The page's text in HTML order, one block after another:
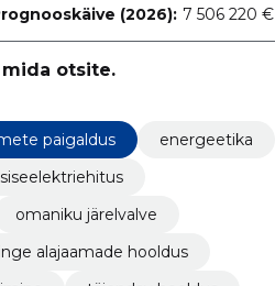
(2026): 7 506 220 €
otsite.
paigaldus
energeetika
siseelektriehitus
omaniku järelvalve
alajaamade hooldus